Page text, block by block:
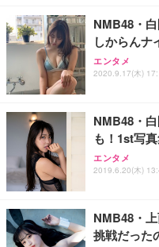
NMB48・
しからんナ
エンタメ
2020.9.17(木)
NMB48・
も！1st写
エンタメ
2019.6.20(木)
NMB48・
挑戦だった